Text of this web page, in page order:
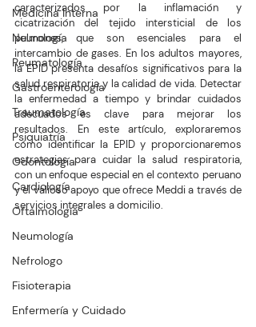
Medicina Interna
Neurología
Reumatología
Gastroenterología
Traumatología
Psiquiatría
Odontología
Cardiología
Oftalmología
Neumología
Nefrologo
Fisioterapia
Enfermería y Cuidado
caracterizados por la inflamación y
cicatrización del tejido intersticial de los
pulmones, que son esenciales para el
intercambio de gases. En los adultos mayores,
la EPID presenta desafíos significativos para la
salud respiratoria y la calidad de vida. Detectar
la enfermedad a tiempo y brindar cuidados
adecuados es clave para mejorar los
resultados. En este artículo, exploraremos
cómo identificar la EPID y proporcionaremos
estrategias para cuidar la salud respiratoria,
con un enfoque especial en el contexto peruano
y el valioso apoyo que ofrece Meddi a través de
servicios integrales a domicilio.